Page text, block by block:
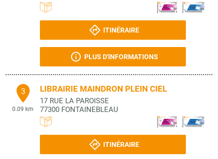
ITINÉRAIRE
PLUS D'INFORMATIONS
3
0.09 km
LIBRAIRIE MAINDRON PLEIN CIEL
17 RUE LA PAROISSE
77300 FONTAINEBLEAU
ITINÉRAIRE